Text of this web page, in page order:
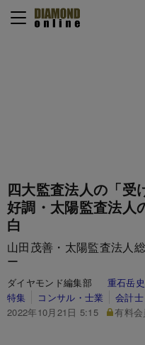
四大監査法人の「受
好調・太陽監査法人
白
山田茂善・太陽監査法人
ー
ダイヤモンド編集部 重石岳
特集
コンサル・士業
会計
2022年10月21日 5:15
有料